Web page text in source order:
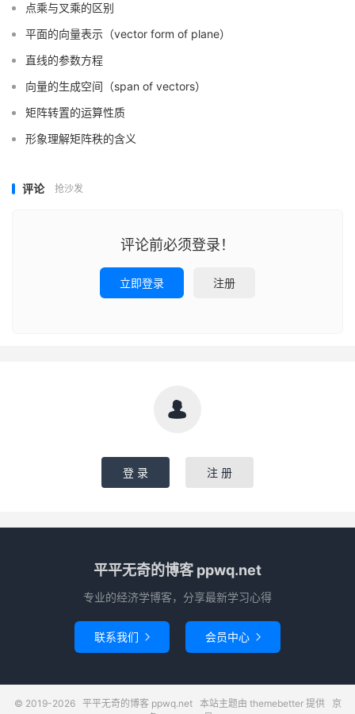
点乘与叉乘的区别
平面的向量表示（vector form of plane）
直线的参数方程
向量的生成空间（span of vectors）
矩阵转置的运算性质
形象理解矩阵秩的含义
评论 抢沙发
评论前必须登录！
立即登录 注册

登 录 注 册
平平无奇的博客 ppwq.net
专业的经济学博客，分享最新学习心得
联系我们  会员中心 
© 2019-2026 平平无奇的博客 ppwq.net本站主题由 themebetter提供 京